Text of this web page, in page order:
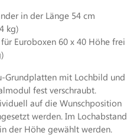
in der Länge 54 cm
kg)
Euroboxen 60 x 40 Höhe frei
Grundplatten mit Lochbild und
fest verschraubt.
auf die Wunschposition
werden. Im Lochabstand
der Höhe gewählt werden.